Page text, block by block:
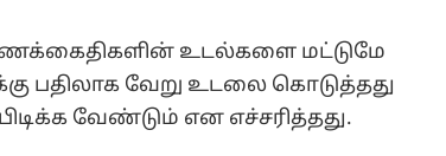
உடல்களை மட்டுமே
பதிலாக வேறு உடலை கொடுத்தது
வேண்டும் என எச்சரித்தது.